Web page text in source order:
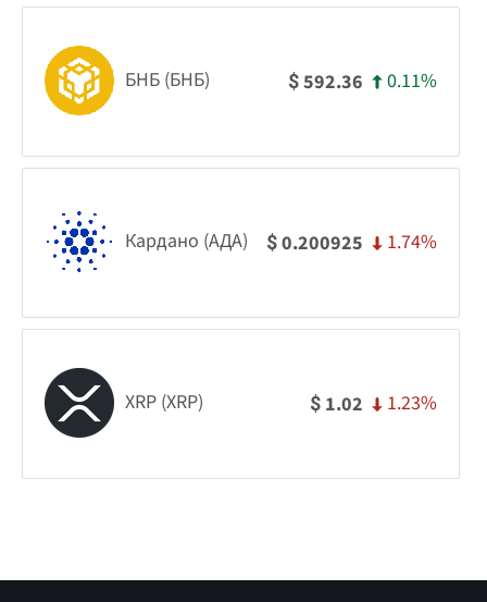
БНБ (БНБ) $592.36 0.11%
Кардано (АДА) $0.200925 1.74%
XRP (XRP) $ 1.02 1.23%